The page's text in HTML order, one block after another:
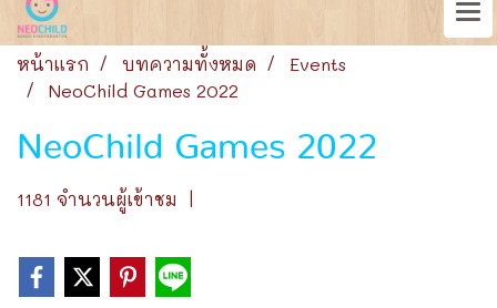
หน้าแรก บทความทั้งหมด
Events
NeoChild Games 2022
NeoChild Games 2022
1181 จำนวนผู้เข้าชม